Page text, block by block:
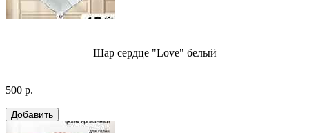
Шар сердце "Love" белый
500 р.